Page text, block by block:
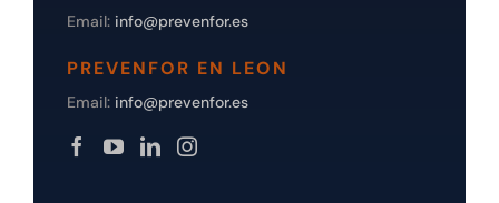
Email: info@prevenfor.es
PREVENFOR EN LEON
Email: info@prevenfor.es